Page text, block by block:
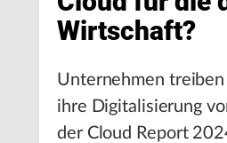
Wirtschaft?
Unternehmen
ihre Digitalisierung
der Cloud Report